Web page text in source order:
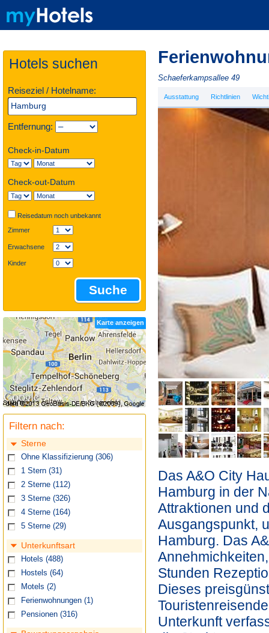
Hotels suchen
Reiseziel / Hotelname:
Entfernung:
Check-in-Datum
Check-out-Datum
Reisedatum noch unbekannt
Zimmer
Erwachsene
Kinder
Suche
Karte anzeigen
Filtern nach:
Sterne
Ohne Klassifizierung (306)
1 Stern (31)
2 Sterne (112)
3 Sterne (326)
4 Sterne (164)
5 Sterne (29)
Unterkunftsart
Hotels (488)
Hostels (64)
Motels (2)
Ferienwohnungen (1)
Pensionen (316)
Schaeferkampsallee 49
Ausstattung Richtlinien
Das A&O City
Hamburg in der
Attraktionen und
Ausgangspunkt,
Hamburg. Das
Stunden
Dieses
Unterkunft